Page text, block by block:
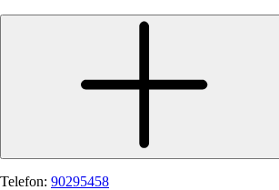
Telefon: 90295458